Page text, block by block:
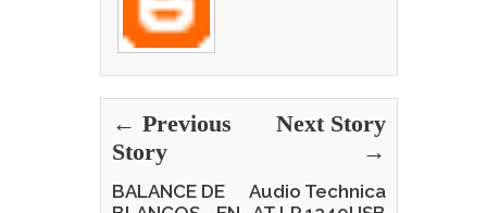
← Previous
Story
BALANCE DE
Next Story
→
Audio Technica